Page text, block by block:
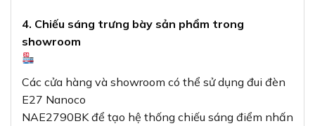
4. Chiếu sáng trưng bày sản phẩm trong
showroom
Các cửa hàng và showroom có thể sử dụng đui đèn
E27 Nanoco
NAE2790BK để tạo hệ thống chiếu sáng điểm nhấn